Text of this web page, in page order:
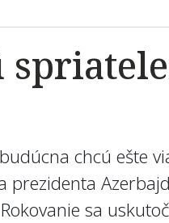
chcú ešte
prezidenta
sa